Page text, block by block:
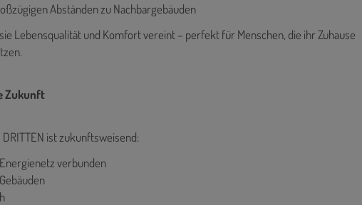
Abständen zu Nachbargebäuden
Lebensqualität und Komfort vereint – perfekt für Menschen, die ihr Zuhause
Zukunft
ist zukunftsweisend:
verbunden